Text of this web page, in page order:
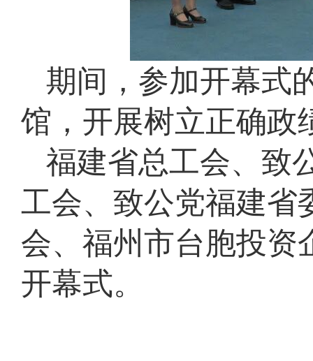
期间，参加开幕式
馆，开展树立正确政
福建省总工会、致
工会、致公党福建省
会、福州市台胞投资
开幕式。